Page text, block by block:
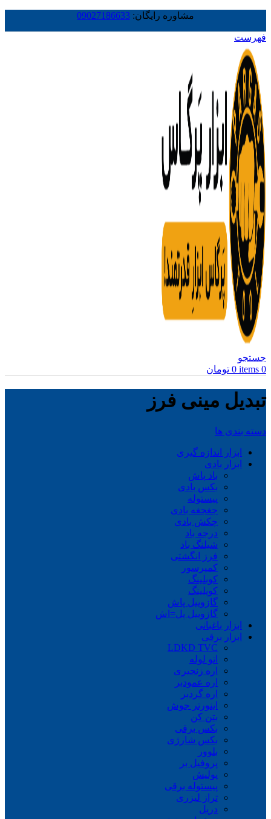
مشاوره رایگان: 09027186633
فهرست
جستجو
0
items
0 تومان
تبدیل مینی فرز
دسته بندی ها
ابزار اندازه گیری
ابزار بادی
باد پاش
بکس بادی
پیستوله
جغجغه بادی
چکش بادی
درجه باد
شیلنگ باد
فرز انگشتی
کمپرسور
کوبلینگ
کوپلینگ
گازوییل پاش
گازوییل پل=اش
ابزار باغبانی
ابزار برقی
LDKD TVC
اتو لوله
اره زنجیری
اره عمودبر
اره گردبر
اینورتر جوش
بتن کن
بکس برقی
بکس شارژی
بلوور
پروفیل بر
پولیش
پیستوله برقی
تراز لیزری
دریل